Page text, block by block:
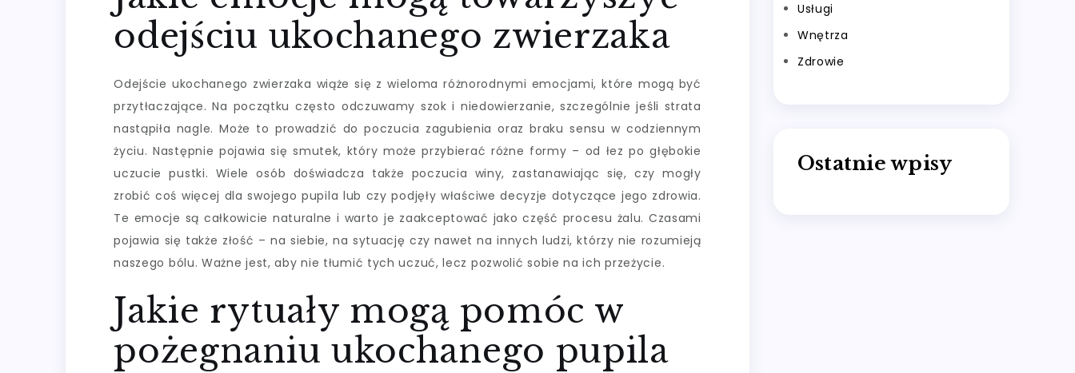
odejściu ukochanego zwierzaka
Odejście ukochanego zwierzaka wiąże się z wieloma różnorodnymi emocjami, które mogą być
przytłaczające. Na początku często odczuwamy szok i niedowierzanie, szczególnie jeśli strata
nastąpiła nagle. Może to prowadzić do poczucia zagubienia oraz braku sensu w codziennym
życiu. Następnie pojawia się smutek, który może przybierać różne formy – od łez po głębokie
uczucie pustki. Wiele osób doświadcza także poczucia winy, zastanawiając się, czy mogły
zrobić coś więcej dla swojego pupila lub czy podjęły właściwe decyzje dotyczące jego zdrowia.
Te emocje są całkowicie naturalne i warto je zaakceptować jako część procesu żalu. Czasami
pojawia się także złość – na siebie, na sytuację czy nawet na innych ludzi, którzy nie rozumieją
naszego bólu. Ważne jest, aby nie tłumić tych uczuć, lecz pozwolić sobie na ich przeżycie.
Jakie rytuały mogą pomóc w
pożegnaniu ukochanego pupila
Usługi
Wnętrza
Zdrowie
Ostatnie wpisy